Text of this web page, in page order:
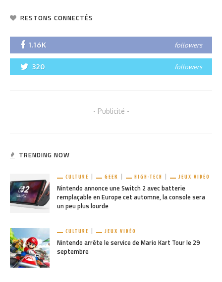
RESTONS CONNECTÉS
1.16K followers
320 followers
- Publicité -
TRENDING NOW
CULTURE GEEK HIGH-TECH JEUX VIDÉO
Nintendo annonce une Switch 2 avec batterie
remplaçable en Europe cet automne, la console sera
un peu plus lourde
CULTURE JEUX VIDÉO
Nintendo arrête le service de Mario Kart Tour le 29
septembre